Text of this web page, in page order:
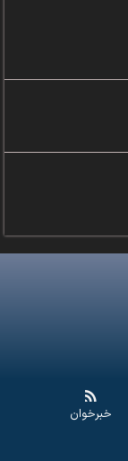
خبرخوان